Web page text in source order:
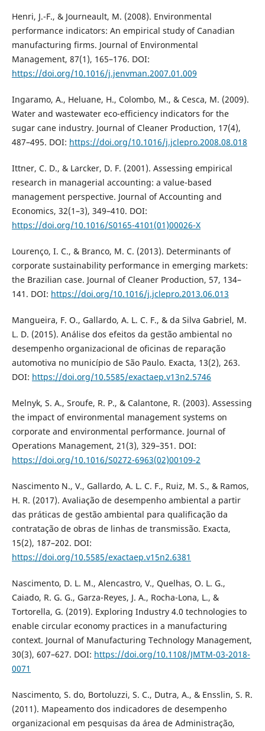
Henri, J.-F., & Journeault, M. (2008). Environmental
performance indicators: An empirical study of Canadian
manufacturing firms. Journal of Environmental
Management, 87(1), 165–176. DOI:
https://doi.org/10.1016/j.jenvman.2007.01.009
Ingaramo, A., Heluane, H., Colombo, M., & Cesca, M. (2009).
Water and wastewater eco-efficiency indicators for the
sugar cane industry. Journal of Cleaner Production, 17(4),
487–495. DOI: https://doi.org/10.1016/j.jclepro.2008.08.018
Ittner, C. D., & Larcker, D. F. (2001). Assessing empirical
research in managerial accounting: a value-based
management perspective. Journal of Accounting and
Economics, 32(1–3), 349–410. DOI:
https://doi.org/10.1016/S0165-4101(01)00026-X
Lourenço, I. C., & Branco, M. C. (2013). Determinants of
corporate sustainability performance in emerging markets:
the Brazilian case. Journal of Cleaner Production, 57, 134–
141. DOI: https://doi.org/10.1016/j.jclepro.2013.06.013
Mangueira, F. O., Gallardo, A. L. C. F., & da Silva Gabriel, M.
L. D. (2015). Análise dos efeitos da gestão ambiental no
desempenho organizacional de oficinas de reparação
automotiva no município de São Paulo. Exacta, 13(2), 263.
DOI: https://doi.org/10.5585/exactaep.v13n2.5746
Melnyk, S. A., Sroufe, R. P., & Calantone, R. (2003). Assessing
the impact of environmental management systems on
corporate and environmental performance. Journal of
Operations Management, 21(3), 329–351. DOI:
https://doi.org/10.1016/S0272-6963(02)00109-2
Nascimento N., V., Gallardo, A. L. C. F., Ruiz, M. S., & Ramos,
H. R. (2017). Avaliação de desempenho ambiental a partir
das práticas de gestão ambiental para qualificação da
contratação de obras de linhas de transmissão. Exacta,
15(2), 187–202. DOI:
https://doi.org/10.5585/exactaep.v15n2.6381
Nascimento, D. L. M., Alencastro, V., Quelhas, O. L. G.,
Caiado, R. G. G., Garza-Reyes, J. A., Rocha-Lona, L., &
Tortorella, G. (2019). Exploring Industry 4.0 technologies to
enable circular economy practices in a manufacturing
context. Journal of Manufacturing Technology Management,
30(3), 607–627. DOI: https://doi.org/10.1108/JMTM-03-2018-
0071
Nascimento, S. do, Bortoluzzi, S. C., Dutra, A., & Ensslin, S. R.
(2011). Mapeamento dos indicadores de desempenho
organizacional em pesquisas da área de Administração,